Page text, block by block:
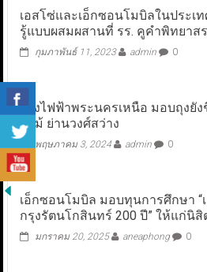
เอสโซ่และเอ็กซอนโมบิลในประเ
รู้แบบผสมผสานที่ รร. คูคำพิทยาส
กุมภาพันธ์ 11, 2023 admin 0
โรงไฟฟ้าพระนครเหนือ มอบถุงยัง
ไหม้ ย่านวงศ์สว่าง
พฤษภาคม 3, 2024 admin 0
เอ็กซอนโมบิล มอบทุนการศึกษา
กรุงรัตนโกสินทร์ 200 ปี” ให้แก่นิ
มกราคม 20, 2025 aneaphong 0